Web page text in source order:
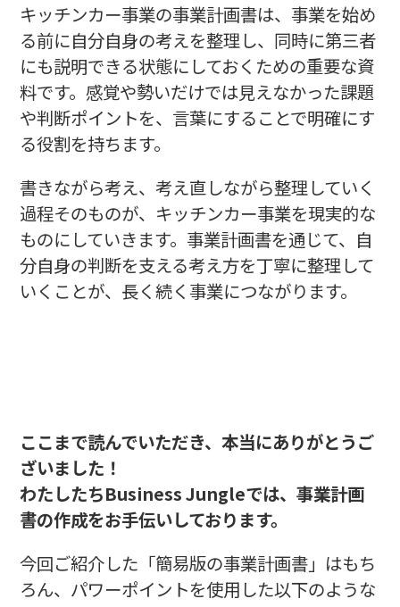
キッチンカー事業の事業計画書は、事業を始め
る前に自分自身の考えを整理し、同時に第三者
にも説明できる状態にしておくための重要な資
料です。感覚や勢いだけでは見えなかった課題
や判断ポイントを、言葉にすることで明確にす
る役割を持ちます。
書きながら考え、考え直しながら整理していく
過程そのものが、キッチンカー事業を現実的な
ものにしていきます。事業計画書を通じて、自
分自身の判断を支える考え方を丁寧に整理して
いくことが、長く続く事業につながります。
ここまで読んでいただき、本当にありがとうご
ざいました！
わたしたちBusiness Jungleでは、事業計画
書の作成をお手伝いしております。
今回ご紹介した「簡易版の事業計画書」はもち
ろん、パワーポイントを使用した以下のような